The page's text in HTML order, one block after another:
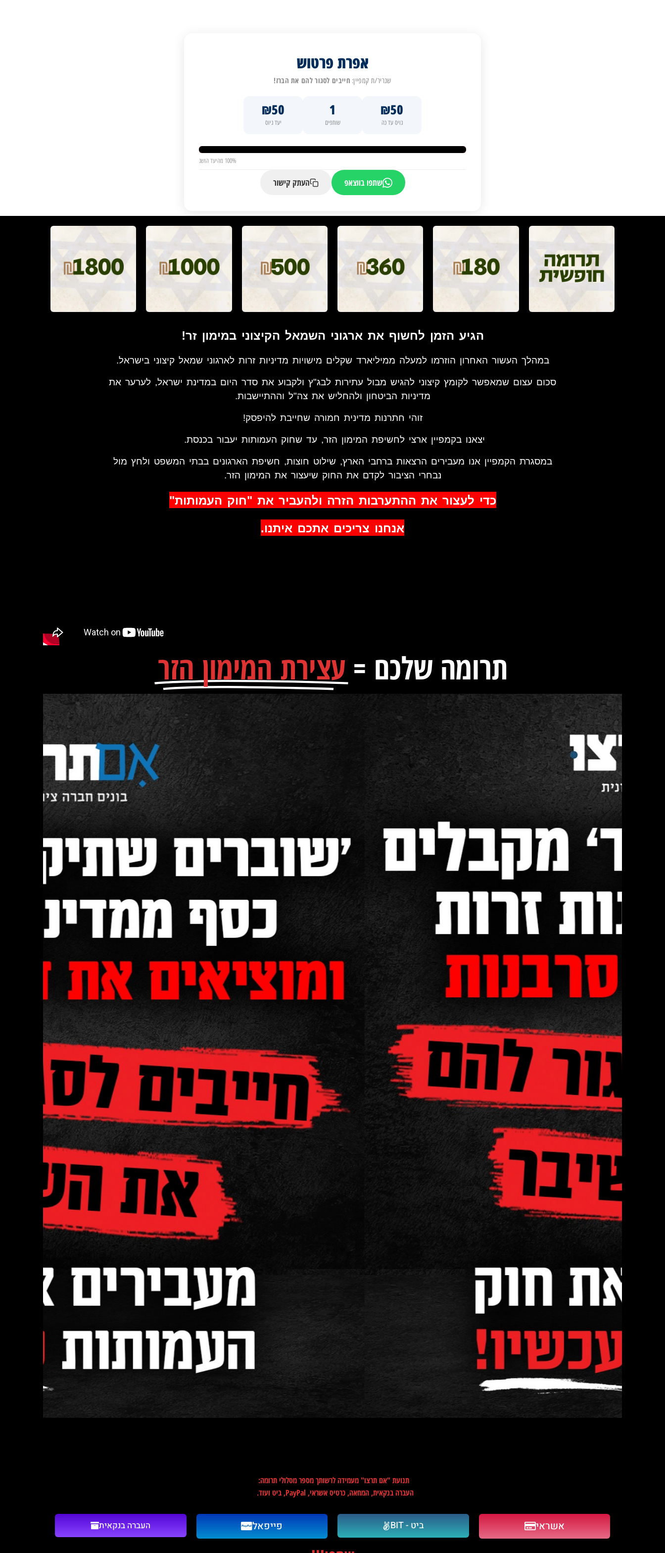
אפרת פרטוש
שגריר/ת קמפיין: חייבים לסגור להם את הברז!
₪50
גויס עד כה
1
שותפים
₪50
יעד גיוס
100% מהיעד הושג
שתפו בווצאפ העתק קישור
הגיע הזמן לחשוף את ארגוני השמאל הקיצוני במימון זר!
במהלך העשור האחרון הוזרמו למעלה ממיליארד שקלים מישויות מדיניות זרות לארגוני שמאל קיצוני בישראל.
סכום עצום שמאפשר לקומץ קיצוני להגיש מבול עתירות לבג"ץ ולקבוע את סדר היום במדינת ישראל, לערער את
מדיניות הביטחון ולהחליש את צה"ל וההתיישבות.
זוהי חתרנות מדינית חמורה שחייבת להיפסק!
יצאנו בקמפיין ארצי לחשיפת המימון הזר, עד שחוק העמותות יעבור בכנסת.
במסגרת הקמפיין אנו מעבירים הרצאות ברחבי הארץ, שילוט חוצות, חשיפת הארגונים בבתי המשפט ולחץ מול
נבחרי הציבור לקדם את החוק שיעצור את המימון הזר.
כדי לעצור את ההתערבות הזרה ולהעביר את "חוק העמותות"
אנחנו צריכים אתכם איתנו.
תרומה שלכם = עצירת המימון הזר
תנועת "אם תרצו" מעמידה לרשותך מספר מסלולי תרומה:
העברה בנקאית, המחאה, כרטיס אשראי, PayPal, ביט ועוד.
אשראי ביט - BIT פייפאל העברה בנקאית